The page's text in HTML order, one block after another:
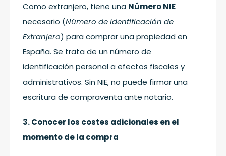
Como extranjero, tiene una Número NIE
necesario (Número de Identificación de
Extranjero) para comprar una propiedad en
España. Se trata de un número de
identificación personal a efectos fiscales y
administrativos. Sin NIE, no puede firmar una
escritura de compraventa ante notario.
3. Conocer los costes adicionales en el
momento de la compra